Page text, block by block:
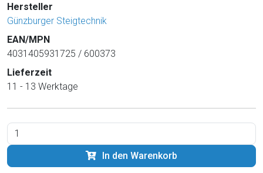
Hersteller
Günzburger Steigtechnik
EAN/MPN
4031405931725 / 600373
Lieferzeit
11 - 13 Werktage
In den Warenkorb